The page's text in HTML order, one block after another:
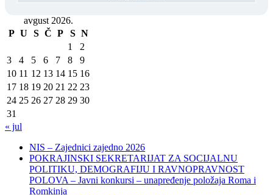
avgust 2026.
P U S Č P S N
1
2
3
4 5 6 7 8
9
10 11 12 13 14 15 16
17 18 19 20 21 22 23
24 25 26 27 28 29 30
31
« jul
NIS – Zajednici zajedno 2026
POKRAJINSKI SEKRETARIJAT ZA SOCIJALNU
POLITIKU, DEMOGRAFIJU I RAVNOPRAVNOST
POLOVA – Javni konkursi – unapređenje položaja Roma i
Romkinja